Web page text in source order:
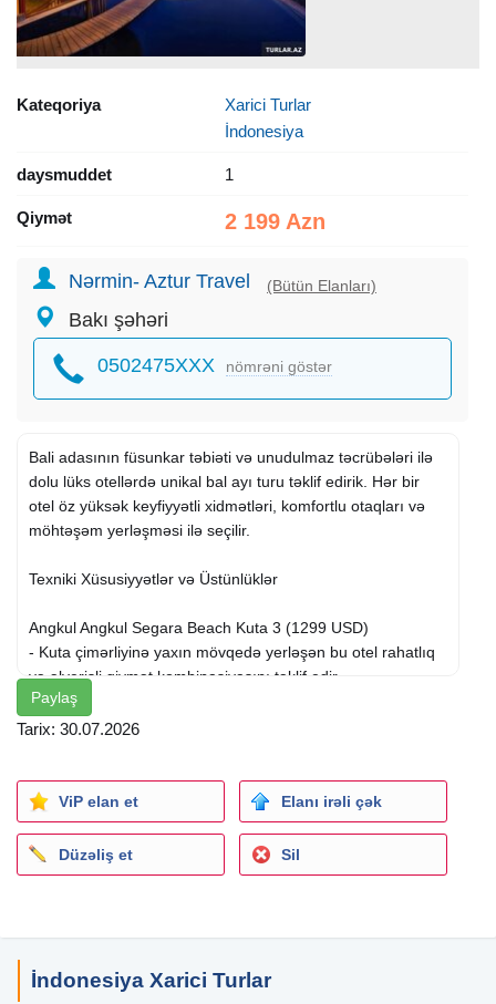
Kateqoriya
Xarici Turlar
İndonesiya
daysmuddet 1
Qiymət 2 199 Azn
Nərmin- Aztur Travel (Bütün Elanları)
Bakı şəhəri
0502475XXX nömrəni göstər
Bali adasının füsunkar təbiəti və unudulmaz təcrübələri ilə
dolu lüks otellərdə unikal bal ayı turu təklif edirik. Hər bir
otel öz yüksək keyfiyyətli xidmətləri, komfortlu otaqları və
möhtəşəm yerləşməsi ilə seçilir.
Texniki Xüsusiyyətlər və Üstünlüklər
Angkul Angkul Segara Beach Kuta 3 (1299 USD)
- Kuta çimərliyinə yaxın mövqedə yerləşən bu otel rahatlıq
və əlverişli qiymət kombinasiyasını təklif edir.
- Müasir dizayna malik otaqlar, açıq hovuz və restoran
xidməti mövcuddur.
- Sörf üslubunda dizayn olunmuş bu otel, sörf həvəskarları
və dincəlmək istəyənlər üçün ideal seçimdir.
- Geniş otaqlar, hovuz, spa və restoran xidməti ilə fərqlənir.
- Şəxsi hovuzlar, fərdi xidmət və yüksək səviyyəli rahatlıqla
seçilir.
Paylaş
Tarix: 30.07.2026
ViP elan et Elanı irəli çək
Düzəliş et Sil
İndonesiya Xarici Turlar